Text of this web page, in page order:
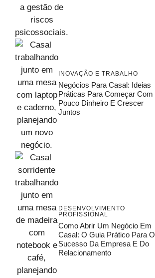
INOVAÇÃO E TRABALHO
Negócios Para Casal: Ideias
Práticas Para Começar Com
Pouco Dinheiro E Crescer
Juntos
DESENVOLVIMENTO
PROFISSIONAL
Como Abrir Um Negócio Em
Casal: O Guia Prático Para O
Sucesso Da Empresa E Do
Relacionamento